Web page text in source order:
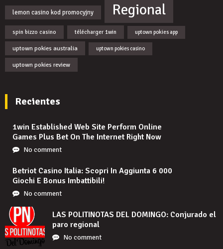
lemon casino kod promocyjny Regional
spin bizzo casino télécharger 1win uptown pokies app
uptown pokies australia uptown pokies casino
uptown pokies review
Recientes
1win Established Web Site Perform Online
Games Plus Bet On The Internet Right Now
No comment
Betriot Casino Italia: Scopri In Aggiunta 6 000
Giochi E Bonus Imbattibili!
No comment
LAS POLITINOTAS DEL DOMINGO: Conjurado el
paro regional
No comment